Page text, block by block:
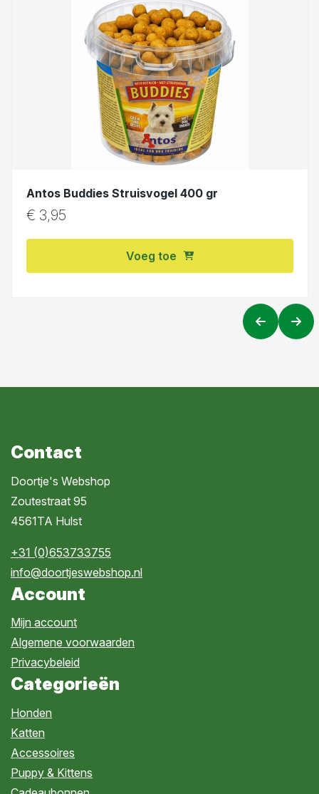
Antos Buddies Struisvogel 400 gr
€ 3,95
Voeg toe
Contact
Doortje's Webshop
Zoutestraat 95
4561TA Hulst
+31 (0)653733755
info@doortjeswebshop.nl
Account
Mijn account
Algemene voorwaarden
Privacybeleid
Categorieën
Honden
Katten
Accessoires
Puppy & Kittens